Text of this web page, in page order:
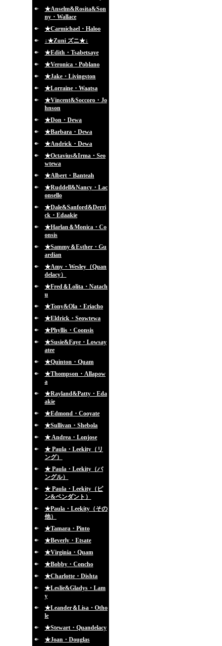
★Anselm&Rosita&Son
ny・Wallace
★Carmichael・Haloo
↓★Zuni ズニ★↓
★Edith・Tsabetsaye
★Veronica・Poblano
★Jake・Livingston
★Lorraine・Waatsa
★Vincent&Soccoro・Jo
hnson
★Don・Dewa
★Barbara・Dewa
★Andrick・Dewa
★Octavius&Irma・Seo
wtewa
★Albert・Banteah
★Ruddell&Nancy・Lac
onsello
★Dale&Sanford&Derri
ck・Edaakie
★Harlan＆Monica・Co
onsis
★Sammy＆Esther・Gu
ardian
★Amy・Wesley（Quan
delacy）
★Fred＆Lolita・Natach
u
★Tony&Ola・Eriacho
★Eldrick・Seowtewa
★Phyllis・Coonsis
★Susie&Faye・Lowsay
atee
★Quinton・Quam
★Thompson・Allapow
a
★Rayland&Patty・Eda
akie
★Edmond・Cooyate
★Sullivan・Shebola
★ Andrea・Lonjose
★ Paula・Leekity（リ
ング）
★ Paula・Leekity（バ
ングル）
★ Paula・Leekity（ピ
ン&ペンダント）
★Paula・Leekity（その
他）
★Tamara・Pinto
★Beverly・Etsate
★Virginia・Quam
★Bobby・Concho
★Charlotte・Dishta
★Leslie&Gladys・Lam
y
★Leander＆Lisa・Otho
le
★Stewart・Quandelacy
★Joan・Douglas